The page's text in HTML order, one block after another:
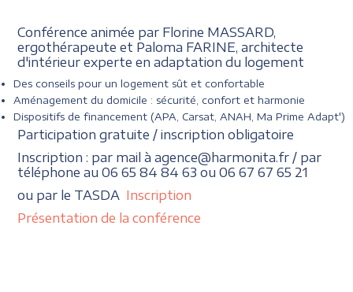
Conférence animée par Florine MASSARD,
ergothérapeute et Paloma FARINE, architecte
d'intérieur experte en adaptation du logement
Des conseils pour un logement sût et confortable
Aménagement du domicile : sécurité, confort et harmonie
Dispositifs de financement (APA, Carsat, ANAH, Ma Prime Adapt')
Participation gratuite / inscription obligatoire
Inscription : par mail à agence@harmonita.fr / par
téléphone au 06 65 84 84 63 ou 06 67 67 65 21
ou par le TASDA Inscription
Présentation de la conférence